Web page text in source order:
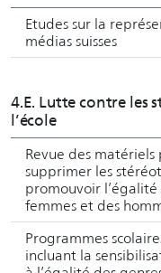
Etudes sur la
médias suisses
4.E. Lutte contre les
l’école
Revue des
supprimer les
promouvoir
femmes et des
Programmes
incluant la